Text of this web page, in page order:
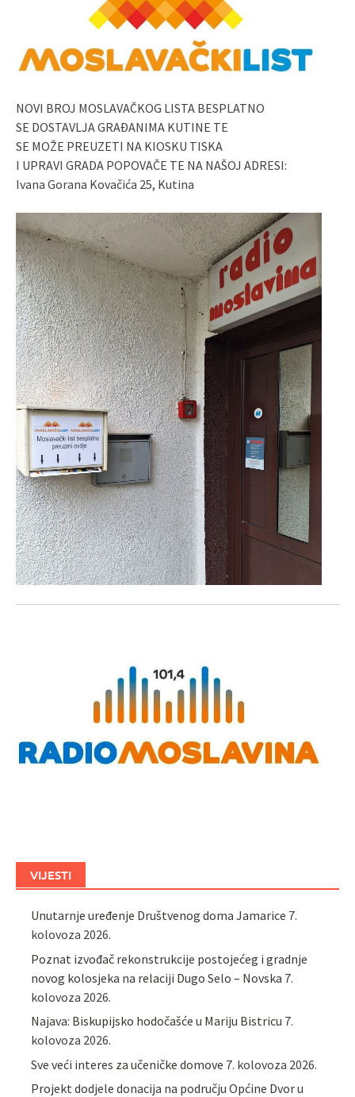
NOVI BROJ MOSLAVAČKOG LISTA BESPLATNO
SE DOSTAVLJA GRAĐANIMA KUTINE TE
SE MOŽE PREUZETI NA KIOSKU TISKA
I UPRAVI GRADA POPOVAČE TE NA NAŠOJ ADRESI:
Ivana Gorana Kovačića 25, Kutina
VIJESTI
Unutarnje uređenje Društvenog doma Jamarice 7.
kolovoza 2026.
Poznat izvođač rekonstrukcije postojećeg i gradnje
novog kolosjeka na relaciji Dugo Selo – Novska 7.
kolovoza 2026.
Najava: Biskupijsko hodočašće u Mariju Bistricu 7.
kolovoza 2026.
Sve veći interes za učeničke domove 7. kolovoza 2026.
Projekt dodjele donacija na području Općine Dvor u